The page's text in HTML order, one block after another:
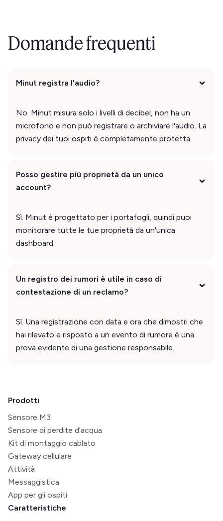
Domande frequenti
Minut registra l'audio?
No. Minut misura solo i livelli di decibel, non ha un
microfono e non può registrare o archiviare l'audio. La
privacy dei tuoi ospiti è completamente protetta.
Posso gestire più proprietà da un unico
account?
Sì. Minut è progettato per i portafogli, quindi puoi
monitorare tutte le tue proprietà da un'unica
dashboard.
Un registro dei rumori è utile in caso di
contestazione di un reclamo?
Sì. Una registrazione con data e ora che dimostri che
hai rilevato e risposto a un evento di rumore è una
prova evidente di una gestione responsabile.
Prodotti
Sensore M3
Sensore di perdite d'acqua
Kit di montaggio cablato
Gateway cellulare
Attività
Messaggistica
App per gli ospiti
Caratteristiche